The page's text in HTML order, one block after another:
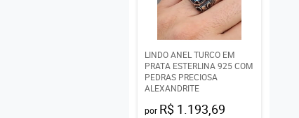
LINDO ANEL TURCO EM
PRATA ESTERLINA 925 COM
PEDRAS PRECIOSA
ALEXANDRITE
por R$ 1.193,69